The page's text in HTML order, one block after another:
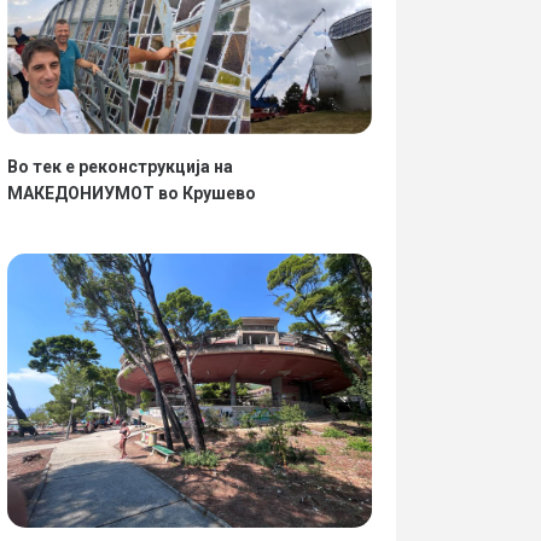
Во тек е реконструкција на
МАКЕДОНИУМОТ во Крушево